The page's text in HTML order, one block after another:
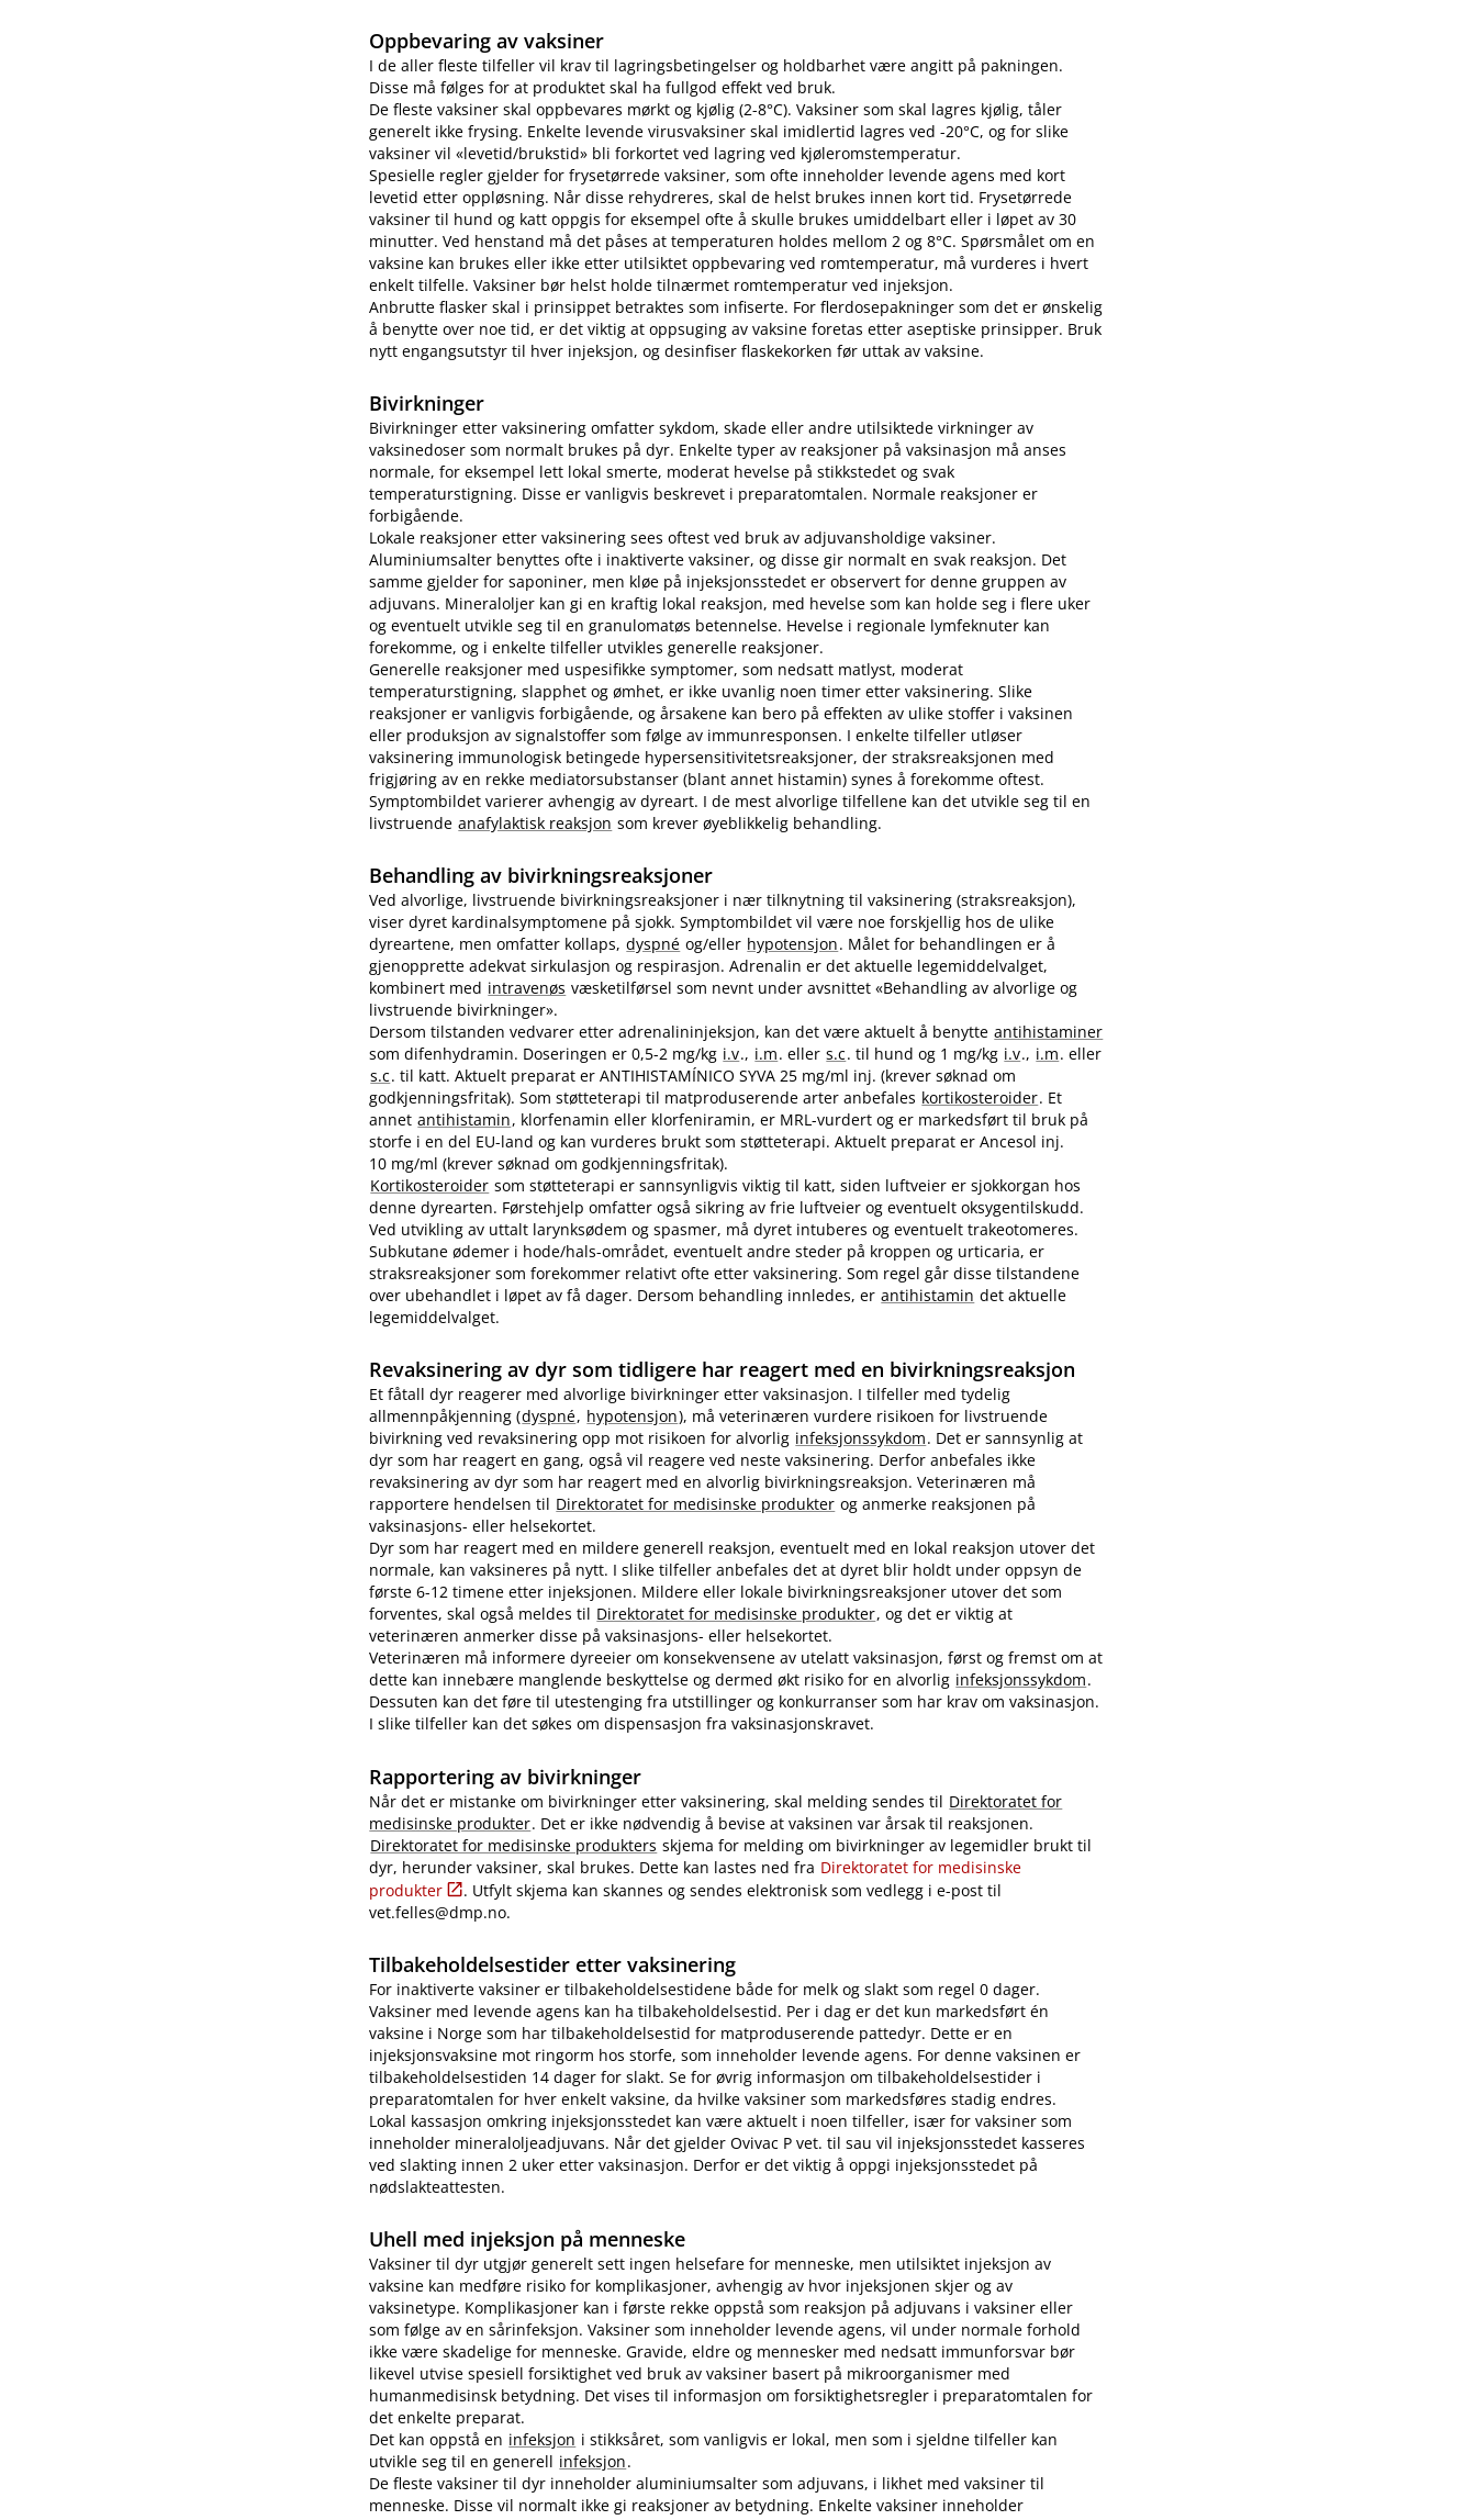
Oppbevaring av vaksiner
I de aller fleste tilfeller vil krav til lagringsbetingelser og holdbarhet være angitt på pakningen.
Disse må følges for at produktet skal ha fullgod effekt ved bruk.
De fleste vaksiner skal oppbevares mørkt og kjølig (2-8°C). Vaksiner som skal lagres kjølig, tåler
generelt ikke frysing. Enkelte levende virusvaksiner skal imidlertid lagres ved -20°C, og for slike
vaksiner vil «levetid​/​brukstid» bli forkortet ved lagring ved kjøleromstemperatur.
Spesielle regler gjelder for frysetørrede vaksiner, som ofte inneholder levende agens med kort
levetid etter oppløsning. Når disse rehydreres, skal de helst brukes innen kort tid. Frysetørrede
vaksiner til hund og katt oppgis for eksempel ofte å skulle brukes umiddelbart eller i løpet av 30
minutter. Ved henstand må det påses at temperaturen holdes mellom 2 og 8°C. Spørsmålet om en
vaksine kan brukes eller ikke etter utilsiktet oppbevaring ved romtemperatur, må vurderes i hvert
enkelt tilfelle. Vaksiner bør helst holde tilnærmet romtemperatur ved injeksjon.
Anbrutte flasker skal i prinsippet betraktes som infiserte. For flerdosepakninger som det er ønskelig
å benytte over noe tid, er det viktig at oppsuging av vaksine foretas etter aseptiske prinsipper. Bruk
nytt engangsutstyr til hver injeksjon, og desinfiser flaskekorken før uttak av vaksine.
Bivirkninger
Bivirkninger etter vaksinering omfatter sykdom, skade eller andre utilsiktede virkninger av
vaksinedoser som normalt brukes på dyr. Enkelte typer av reaksjoner på vaksinasjon må anses
normale, for eksempel lett lokal smerte, moderat hevelse på stikkstedet og svak
temperaturstigning. Disse er vanligvis beskrevet i preparatomtalen. Normale reaksjoner er
forbigående.
Lokale reaksjoner etter vaksinering sees oftest ved bruk av adjuvansholdige vaksiner.
Aluminiumsalter benyttes ofte i inaktiverte vaksiner, og disse gir normalt en svak reaksjon. Det
samme gjelder for saponiner, men kløe på injeksjonsstedet er observert for denne gruppen av
adjuvans. Mineraloljer kan gi en kraftig lokal reaksjon, med hevelse som kan holde seg i flere uker
og eventuelt utvikle seg til en granulomatøs betennelse. Hevelse i regionale lymfeknuter kan
forekomme, og i enkelte tilfeller utvikles generelle reaksjoner.
Generelle reaksjoner med uspesifikke symptomer, som nedsatt matlyst, moderat
temperaturstigning, slapphet og ømhet, er ikke uvanlig noen timer etter vaksinering. Slike
reaksjoner er vanligvis forbigående, og årsakene kan bero på effekten av ulike stoffer i vaksinen
eller produksjon av signalstoffer som følge av immunresponsen. I enkelte tilfeller utløser
vaksinering immunologisk betingede hypersensitivitetsreaksjoner, der straksreaksjonen med
frigjøring av en rekke mediatorsubstanser (blant annet histamin) synes å forekomme oftest.
Symptombildet varierer avhengig av dyreart. I de mest alvorlige tilfellene kan det utvikle seg til en
livstruende anafylaktisk reaksjon som krever øyeblikkelig behandling.
Behandling av bivirkningsreaksjoner
Ved alvorlige, livstruende bivirkningsreaksjoner i nær tilknytning til vaksinering (straksreaksjon),
viser dyret kardinalsymptomene på sjokk. Symptombildet vil være noe forskjellig hos de ulike
dyreartene, men omfatter kollaps, dyspné og​/​eller hypotensjon. Målet for behandlingen er å
gjenopprette adekvat sirkulasjon og respirasjon. Adrenalin er det aktuelle legemiddelvalget,
kombinert med intravenøs væsketilførsel som nevnt under avsnittet «Behandling av alvorlige og
livstruende bivirkninger».
Dersom tilstanden vedvarer etter adrenalininjeksjon, kan det være aktuelt å benytte antihistaminer
som difenhydramin. Doseringen er 0,5-2 mg/kg i.v., i.m. eller s.c. til hund og 1 mg/kg i.v., i.m. eller
s.c. til katt. Aktuelt preparat er ANTIHISTAMÍNICO SYVA 25 mg/ml inj. (krever søknad om
godkjenningsfritak). Som støtteterapi til matproduserende arter anbefales kortikosteroider. Et
annet antihistamin, klorfenamin eller klorfeniramin, er MRL-vurdert og er markedsført til bruk på
storfe i en del EU-land og kan vurderes brukt som støtteterapi. Aktuelt preparat er Ancesol inj.
10 mg/ml (krever søknad om godkjenningsfritak).
Kortikosteroider som støtteterapi er sannsynligvis viktig til katt, siden luftveier er sjokkorgan hos
denne dyrearten. Førstehjelp omfatter også sikring av frie luftveier og eventuelt oksygentilskudd.
Ved utvikling av uttalt larynksødem og spasmer, må dyret intuberes og eventuelt trakeotomeres.
Subkutane ødemer i hode​/​hals-området, eventuelt andre steder på kroppen og urticaria, er
straksreaksjoner som forekommer relativt ofte etter vaksinering. Som regel går disse tilstandene
over ubehandlet i løpet av få dager. Dersom behandling innledes, er antihistamin det aktuelle
legemiddelvalget.
Revaksinering av dyr som tidligere har reagert med en bivirkningsreaksjon
Et fåtall dyr reagerer med alvorlige bivirkninger etter vaksinasjon. I tilfeller med tydelig
allmennpåkjenning (dyspné, hypotensjon), må veterinæren vurdere risikoen for livstruende
bivirkning ved revaksinering opp mot risikoen for alvorlig infeksjonssykdom. Det er sannsynlig at
dyr som har reagert en gang, også vil reagere ved neste vaksinering. Derfor anbefales ikke
revaksinering av dyr som har reagert med en alvorlig bivirkningsreaksjon. Veterinæren må
rapportere hendelsen til Direktoratet for medisinske produkter og anmerke reaksjonen på
vaksinasjons- eller helsekortet.
Dyr som har reagert med en mildere generell reaksjon, eventuelt med en lokal reaksjon utover det
normale, kan vaksineres på nytt. I slike tilfeller anbefales det at dyret blir holdt under oppsyn de
første 6-12 timene etter injeksjonen. Mildere eller lokale bivirkningsreaksjoner utover det som
forventes, skal også meldes til Direktoratet for medisinske produkter, og det er viktig at
veterinæren anmerker disse på vaksinasjons- eller helsekortet.
Veterinæren må informere dyreeier om konsekvensene av utelatt vaksinasjon, først og fremst om at
dette kan innebære manglende beskyttelse og dermed økt risiko for en alvorlig infeksjonssykdom.
Dessuten kan det føre til utestenging fra utstillinger og konkurranser som har krav om vaksinasjon.
I slike tilfeller kan det søkes om dispensasjon fra vaksinasjonskravet.
Rapportering av bivirkninger
Når det er mistanke om bivirkninger etter vaksinering, skal melding sendes til Direktoratet for
medisinske produkter. Det er ikke nødvendig å bevise at vaksinen var årsak til reaksjonen.
Direktoratet for medisinske produkters skjema for melding om bivirkninger av legemidler brukt til
dyr, herunder vaksiner, skal brukes. Dette kan lastes ned fra Direktoratet for medisinske
produkter
. Utfylt skjema kan skannes og sendes elektronisk som vedlegg i e-post til
vet.felles@dmp.no.
Tilbakeholdelsestider etter vaksinering
For inaktiverte vaksiner er tilbakeholdelsestidene både for melk og slakt som regel 0 dager.
Vaksiner med levende agens kan ha tilbakeholdelsestid. Per i dag er det kun markedsført én
vaksine i Norge som har tilbakeholdelsestid for matproduserende pattedyr. Dette er en
injeksjonsvaksine mot ringorm hos storfe, som inneholder levende agens. For denne vaksinen er
tilbakeholdelsestiden 14 dager for slakt. Se for øvrig informasjon om tilbakeholdelsestider i
preparatomtalen for hver enkelt vaksine, da hvilke vaksiner som markedsføres stadig endres.
Lokal kassasjon omkring injeksjonsstedet kan være aktuelt i noen tilfeller, især for vaksiner som
inneholder mineraloljeadjuvans. Når det gjelder Ovivac P vet. til sau vil injeksjonsstedet kasseres
ved slakting innen 2 uker etter vaksinasjon. Derfor er det viktig å oppgi injeksjonsstedet på
nødslakteattesten.
Uhell med injeksjon på menneske
Vaksiner til dyr utgjør generelt sett ingen helsefare for menneske, men utilsiktet injeksjon av
vaksine kan medføre risiko for komplikasjoner, avhengig av hvor injeksjonen skjer og av
vaksinetype. Komplikasjoner kan i første rekke oppstå som reaksjon på adjuvans i vaksiner eller
som følge av en sårinfeksjon. Vaksiner som inneholder levende agens, vil under normale forhold
ikke være skadelige for menneske. Gravide, eldre og mennesker med nedsatt immunforsvar bør
likevel utvise spesiell forsiktighet ved bruk av vaksiner basert på mikroorganismer med
humanmedisinsk betydning. Det vises til informasjon om forsiktighetsregler i preparatomtalen for
det enkelte preparat.
Det kan oppstå en infeksjon i stikksåret, som vanligvis er lokal, men som i sjeldne tilfeller kan
utvikle seg til en generell infeksjon.
De fleste vaksiner til dyr inneholder aluminiumsalter som adjuvans, i likhet med vaksiner til
menneske. Disse vil normalt ikke gi reaksjoner av betydning. Enkelte vaksiner inneholder